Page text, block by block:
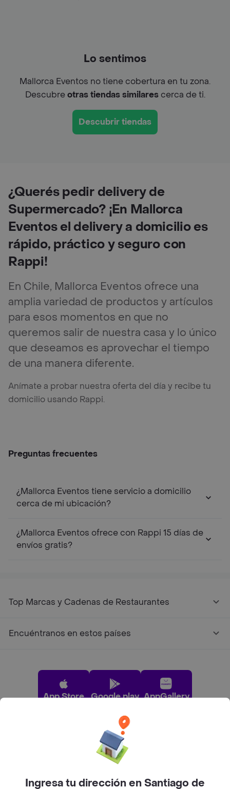
Lo sentimos
Mallorca Eventos no tiene cobertura en tu zona.
Descubreotras tiendas similarescerca de ti.
Descubrir tiendas
¿Querés pedir delivery de
Supermercado? ¡En Mallorca
Eventos el delivery a domicilio es
rápido, práctico y seguro con
Rappi!
En Chile, Mallorca Eventos ofrece una
amplia variedad de productos y artículos
para esos momentos en que no
queremos salir de nuestra casa y lo único
que deseamos es aprovechar el tiempo
de una manera diferente.
Anímate a probar nuestra oferta del día y recibe tu
domicilio usando Rappi.
Preguntas frecuentes
¿Mallorca Eventos tiene servicio a domicilio
cerca de mi ubicación?
¿Mallorca Eventos ofrece con Rappi 15 días de
envíos gratis?
Top Marcas y Cadenas de Restaurantes
Encuéntranos en estos países
App Store Google play AppGallery
Pide tu comida favorita cerca de ti
Categorías
Ingresa tu dirección en Santiago de